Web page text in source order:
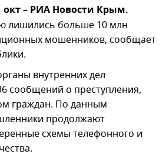
– РИА Новости Крым.
лишились больше 10 млн
мошенников, сообщает
внутренних дел
сообщений о преступления,
граждан. По данным
продолжают
схемы телефонного и